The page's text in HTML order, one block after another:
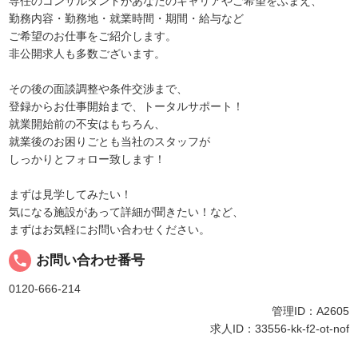
勤務内容・勤務地・就業時間・期間・給与など
ご希望のお仕事をご紹介します。
非公開求人も多数ございます。
その後の面談調整や条件交渉まで、
登録からお仕事開始まで、トータルサポート！
就業開始前の不安はもちろん、
就業後のお困りごとも当社のスタッフが
しっかりとフォロー致します！
まずは見学してみたい！
気になる施設があって詳細が聞きたい！など、
まずはお気軽にお問い合わせください。
local_phone お問い合わせ番号
0120-666-214
管理ID：A2605
求人ID：33556-kk-f2-ot-nof